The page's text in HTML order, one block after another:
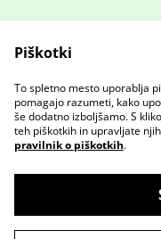
Stopite v stik z
Pravilnik o
Piškotki
To spletno mesto uporablja
pomagajo razumeti, kako
še dodatno izboljšamo. S
teh piškotkih in upravljate
pravilnik o piškotkih.